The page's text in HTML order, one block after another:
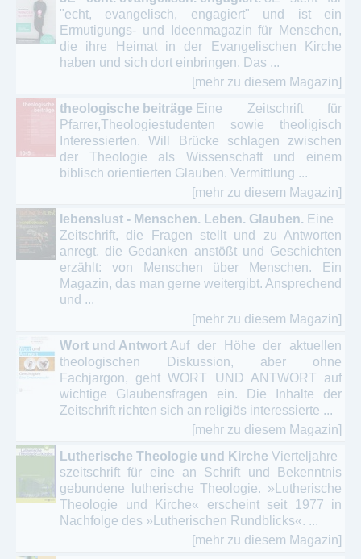
"echt, evangelisch, engagiert" und ist ein
Ermutigungs- und Ideenmagazin für Menschen,
die ihre Heimat in der Evangelischen Kirche
haben und sich dort einbringen. Das ...
[mehr zu diesem Magazin]
theologische beiträge Eine Zeitschrift für
Pfarrer,Theologiestudenten sowie theoligisch
Interessierten. Will Brücke schlagen zwischen
der Theologie als Wissenschaft und einem
biblisch orientierten Glauben. Vermittlung ...
[mehr zu diesem Magazin]
lebenslust - Menschen. Leben. Glauben. Eine
Zeitschrift, die Fragen stellt und zu Antworten
anregt, die Gedanken anstößt und Geschichten
erzählt: von Menschen über Menschen. Ein
Magazin, das man gerne weitergibt. Ansprechend
und ...
[mehr zu diesem Magazin]
Wort und Antwort Auf der Höhe der aktuellen
theologischen Diskussion, aber ohne
Fachjargon, geht WORT UND ANTWORT auf
wichtige Glaubensfragen ein. Die Inhalte der
Zeitschrift richten sich an religiös interessierte ...
[mehr zu diesem Magazin]
Lutherische Theologie und Kirche Vierteljahre
szeitschrift für eine an Schrift und Bekenntnis
gebundene lutherische Theologie. »Lutherische
Theologie und Kirche« erscheint seit 1977 in
Nachfolge des »Lutherischen Rundblicks«. ...
[mehr zu diesem Magazin]